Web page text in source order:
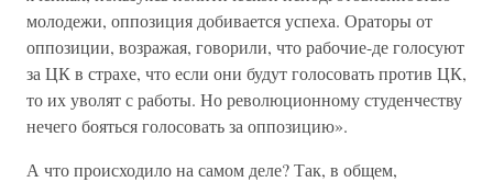
молодежи, оппозиция добивается успеха. Ораторы от
оппозиции, возражая, говорили, что рабочие-де голосуют
за ЦК в страхе, что если они будут голосовать против ЦК,
то их уволят с работы. Но революционному студенчеству
нечего бояться голосовать за оппозицию».
А что происходило на самом деле? Так, в общем,